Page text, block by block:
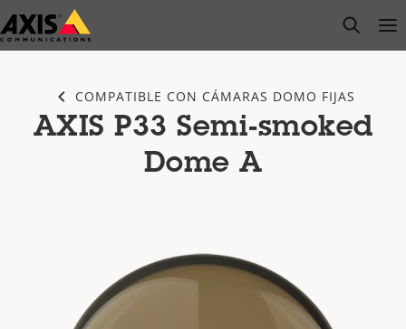
Saltar
al
open
COMPATIBLE CON CÁMARAS DOMO FIJAS
AXIS P33 Semi-smoked
Dome A